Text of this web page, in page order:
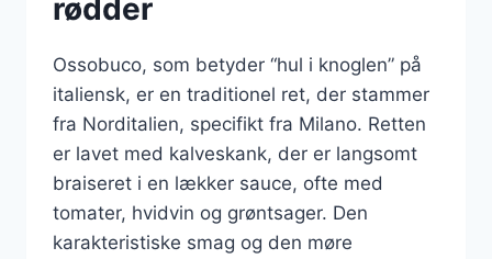
rødder
Ossobuco, som betyder “hul i knoglen” på
italiensk, er en traditionel ret, der stammer
fra Norditalien, specifikt fra Milano. Retten
er lavet med kalveskank, der er langsomt
braiseret i en lækker sauce, ofte med
tomater, hvidvin og grøntsager. Den
karakteristiske smag og den møre